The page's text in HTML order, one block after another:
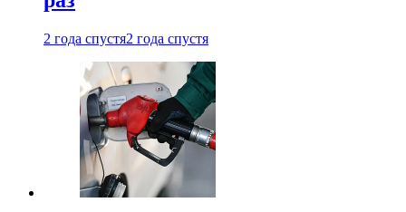
2 года спустя2 года спустя